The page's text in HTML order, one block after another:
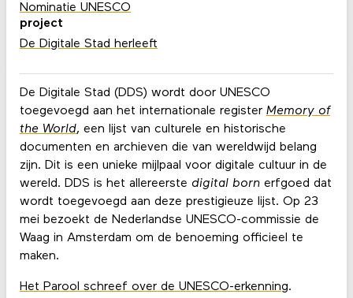
De Digitale Stad (DDS) wordt door UNESCO
toegevoegd aan het internationale register Memory of
the World, een lijst van culturele en historische
documenten en archieven die van wereldwijd belang
zijn. Dit is een unieke mijlpaal voor digitale cultuur in de
wereld. DDS is het allereerste digital bornerfgoed dat
wordt toegevoegd aan deze prestigieuze lijst. Op 23
mei bezoekt de Nederlandse UNESCO-commissie de
Waag in Amsterdam om de benoeming officieel te
maken.
Het Parool schreef over de UNESCO-erkenning.
Nominatie UNESCO
project
De Digitale Stad herleeft